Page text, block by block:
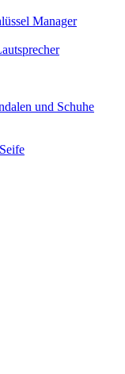
Manager
und Schuhe